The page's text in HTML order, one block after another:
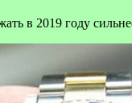
в 2019 году